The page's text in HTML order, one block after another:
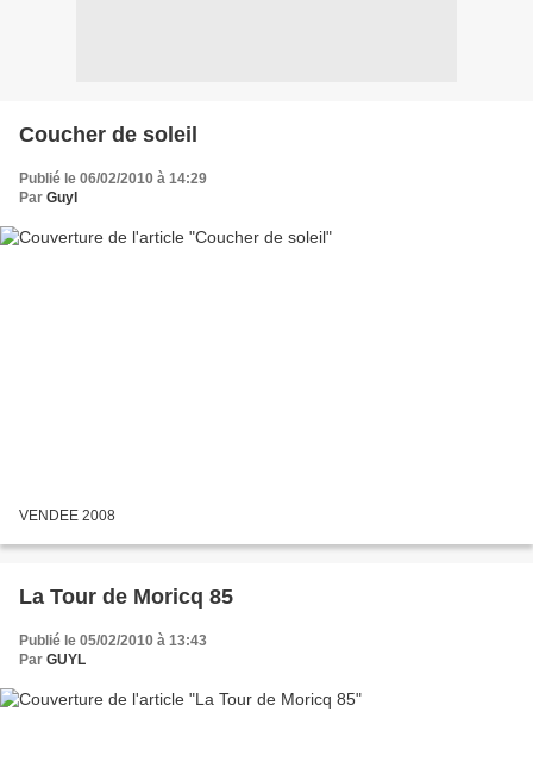
Coucher de soleil
Publié le 06/02/2010 à 14:29
Par Guyl
VENDEE 2008
La Tour de Moricq 85
Publié le 05/02/2010 à 13:43
Par GUYL